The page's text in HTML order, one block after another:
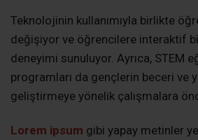
Teknolojinin kullanımıyla birlikte
değişiyor ve öğrencilere interaktif
deneyimi sunuluyor. Ayrıca, STEM
programları da gençlerin beceri ve
geliştirmeye yönelik çalışmalara
Lorem ipsum gibi yapay metinler